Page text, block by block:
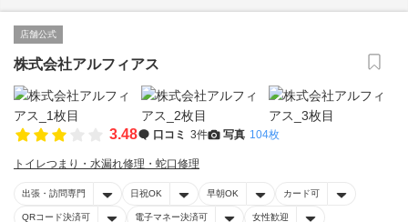
店舗公式
株式会社アルフィアス
3.48 口コミ 3件 写真 104枚
トイレつまり・水漏れ修理・蛇口修理
出張・訪問専門 日祝OK 早朝OK カード可
QRコード決済可 電子マネー決済可 女性歓迎